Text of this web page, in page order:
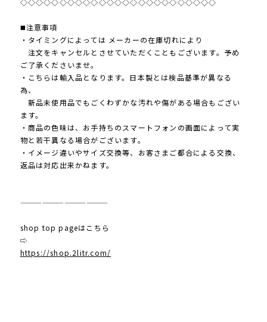
◇◇◇◇◇◇◇◇◇◇◇◇◇◇◇◇◇◇◇◇◇◇◇◇◇
◼️注意事項
・タイミングによっては メーカーの在庫切れにより
注文をキャンセルとさせていただくこともございます。予め
ご了承くださいませ。
・こちらは輸入品となります。日本製とは検品基準が異なる
為、
新品未使用品でもごくわずかな汚れや傷がある場合もござい
ます。
・商品の色味は、お手持ちのスマートフォンの画面によって実
物と若干異なる場合がございます。
・イメージ違いやサイズ交換等、お客さまご都合による交換、
返品は対応出来かねます。
————————————
shop top pageはこちら
⇨
https://shop.2litr.com/